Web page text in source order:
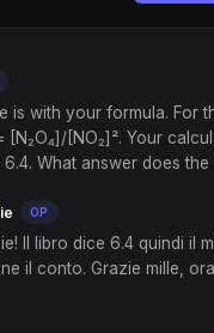
is with your formula. For
[N₂O₄]/[NO₂]². Your
What answer does the
OP
Il libro dice 6.4 quindi il
il conto. Grazie mille,